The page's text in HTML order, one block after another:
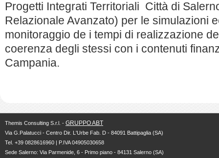
Progetti Integrati Territoriali Città di
Relazionale Avanzato) per le simulazioni
monitoraggio de i tempi di realizzazione
coerenza degli stessi con i contenuti
Campania.
Themis Consulting S.r.l. - GRUPPO ABT
Via G.Palatucci - Centro Dir. L'Urbe Fab. D - 84091 Battipaglia (SA)
Tel. +39 0828616960 | P.IVA 04905030658
Sede Salerno: Via Parmenide, 6 - Primo piano - 84131 Salerno (SA)